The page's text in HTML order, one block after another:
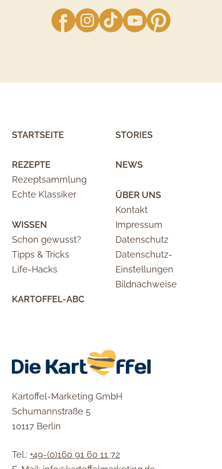
facebookInstagram
TikTok YouTube
STARTSEITE
REZEPTE
Rezeptsammlung
Echte Klassiker
WISSEN
Schon gewusst?
Tipps & Tricks
Life-Hacks
KARTOFFEL-ABC
STORIES
NEWS
ÜBER UNS
Kontakt
Impressum
Datenschutz
Datenschutz-
Einstellungen
Bildnachweise
Kartoffel-Marketing GmbH
Schumannstraße 5
10117 Berlin
Tel.: +49-(0)160 91 60 11 72